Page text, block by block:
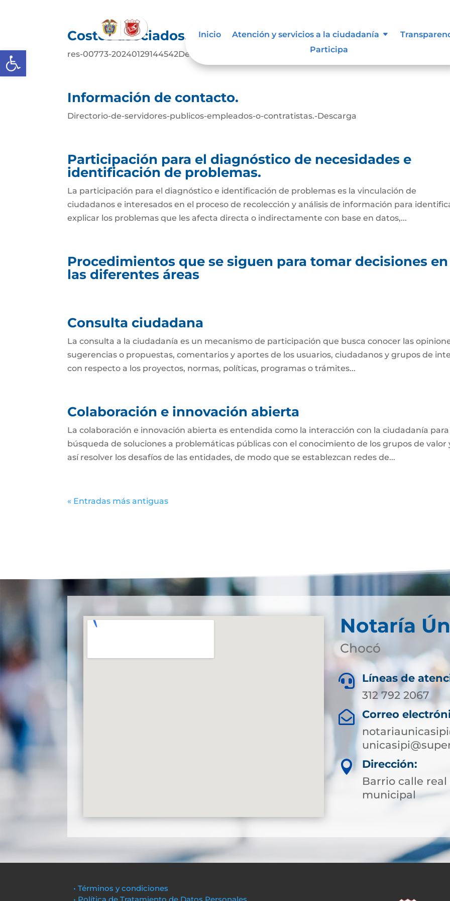
Abrir barra de herramientas
Inicio Atención y servicios a la ciudadanía
Participa
Costos asociados.
res-00773-20240129144542Descarga
Información de contacto.
Directorio-de-servidores-publicos-empleados-o-contratistas.-Descarga
Participación para el diagnóstico de necesidades e
identificación de problemas.
La participación para el diagnóstico e identificación de problemas es la vinculación de
ciudadanos e interesados en el proceso de recolección y análisis de información para
explicar los problemas que les afecta directa o indirectamente con base en datos,...
Procedimientos que se siguen para tomar decisiones en
las diferentes áreas
Consulta ciudadana
La consulta a la ciudadanía es un mecanismo de participación que busca conocer las
sugerencias o propuestas, comentarios y aportes de los usuarios, ciudadanos y grupos de
con respecto a los proyectos, normas, políticas, programas o trámites...
Colaboración e innovación abierta
La colaboración e innovación abierta es entendida como la interacción con la ciudadanía para
búsqueda de soluciones a problemáticas públicas con el conocimiento de los grupos de valor
así resolver los desafíos de las entidades, de modo que se establezcan redes de...
« Entradas más antiguas
Notaría
Chocó

Líneas de
312 792 2067
 Correo

Dirección:
Barrio calle
municipal
• Términos y condiciones
• Política de Tratamiento de Datos Personales